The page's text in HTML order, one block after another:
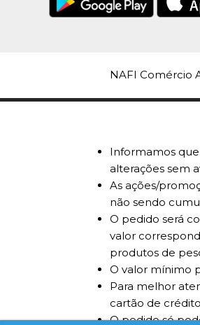
NAFI Comércio
Informamos
alterações sem
As ações/
não sendo
O pedido será
valor
produtos de
O valor mínimo
Para melhor
cartão de
O pedido só